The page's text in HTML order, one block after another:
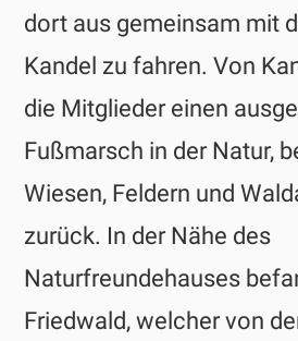
dort aus gemeinsam mit
Kandel zu fahren. Von
die Mitglieder einen
Fußmarsch in der Natur,
Wiesen, Feldern und
zurück. In der Nähe des
Naturfreundehauses
Friedwald, welcher von